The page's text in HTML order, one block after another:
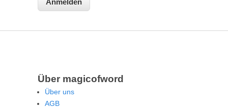
Über magicofword
Über uns
AGB